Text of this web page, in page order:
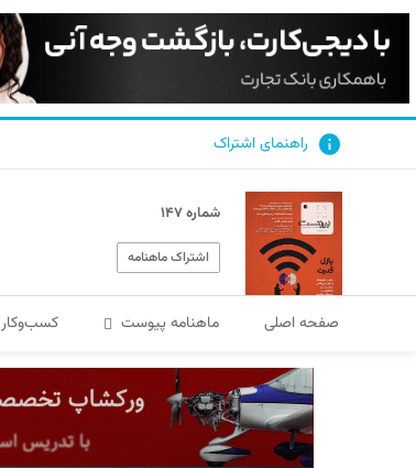
راهنمای اشتراک
شماره ۱۴۷
اشتراک ماهنامه
صفحه اصلی ماهنامه پیوست کسب‌و‌کار